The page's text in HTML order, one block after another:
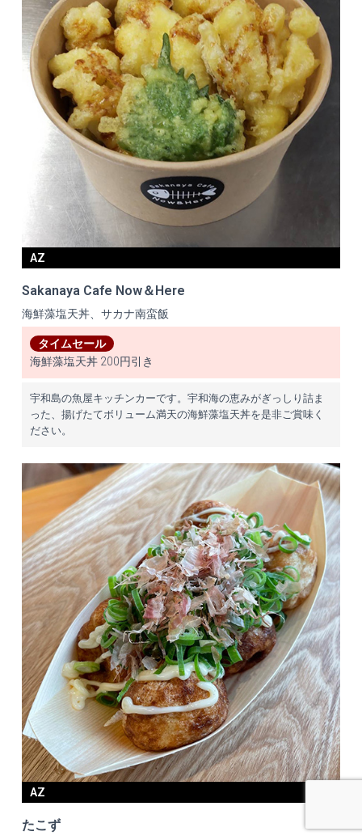
AZ
Sakanaya Cafe Now＆Here
海鮮藻塩天丼、サカナ南蛮飯
タイムセール
海鮮藻塩天丼 200円引き
宇和島の魚屋キッチンカーです。宇和海の恵みがぎっしり詰ま
った、揚げたてボリューム満天の海鮮藻塩天丼を是非ご賞味く
ださい。
AZ
たこず